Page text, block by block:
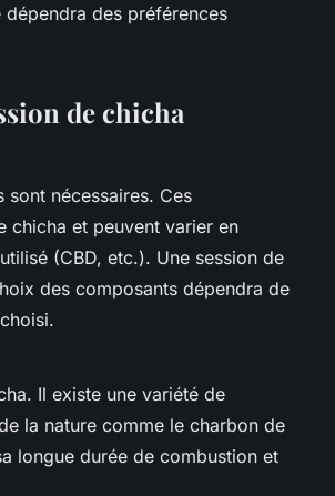
des préférences
de chicha
sont nécessaires. Ces
chicha et peuvent varier en
(CBD, etc.). Une session de
des composants dépendra de
Il existe une variété de
la nature comme le charbon de
longue durée de combustion et